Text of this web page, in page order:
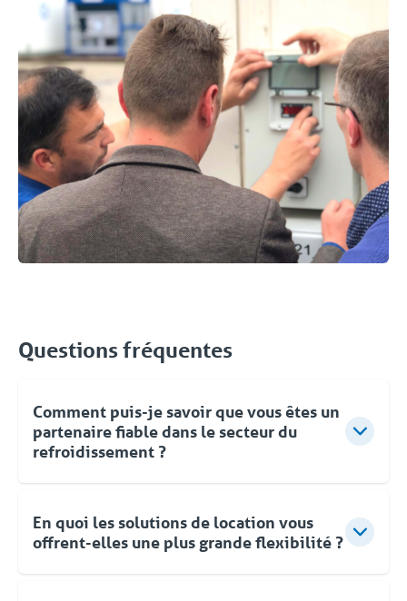
Questions fréquentes
Comment puis-je savoir que vous êtes un
partenaire fiable dans le secteur du
refroidissement ?
Ensemble, nous mettrons en place la solution de
climatisation la mieux adaptée à vos besoins. Vous
En quoi les solutions de location vous
offrent-elles une plus grande flexibilité ?